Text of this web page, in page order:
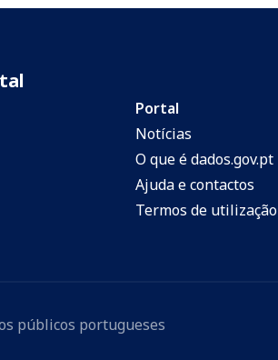
Portal
Notícias
O que é dados.gov.pt
Ajuda e contactos
Termos de utilização
públicos portugueses